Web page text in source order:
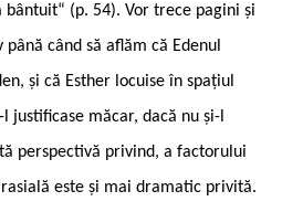
(p. 54). Vor trece pagini și
când să aflăm că Edenul
și că Esther locuise în spațiul
justificase măcar, dacă nu și-l
perspectivă privind, a factorului
este și mai dramatic privită.